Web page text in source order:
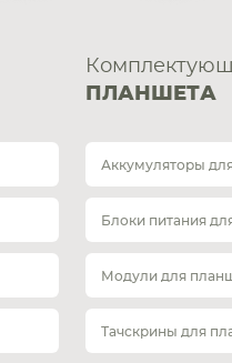
ПЛАНШЕТА
Аккумуляторы
Блоки питания
Модули для
Тачскрины для